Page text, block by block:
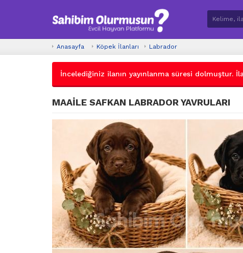
Anasayfa Köpek İlanları Labrador
İncelediğiniz ilanın yayınlanma süresi dolmuştur.
MAAİLE SAFKAN LABRADOR YAVRULARI